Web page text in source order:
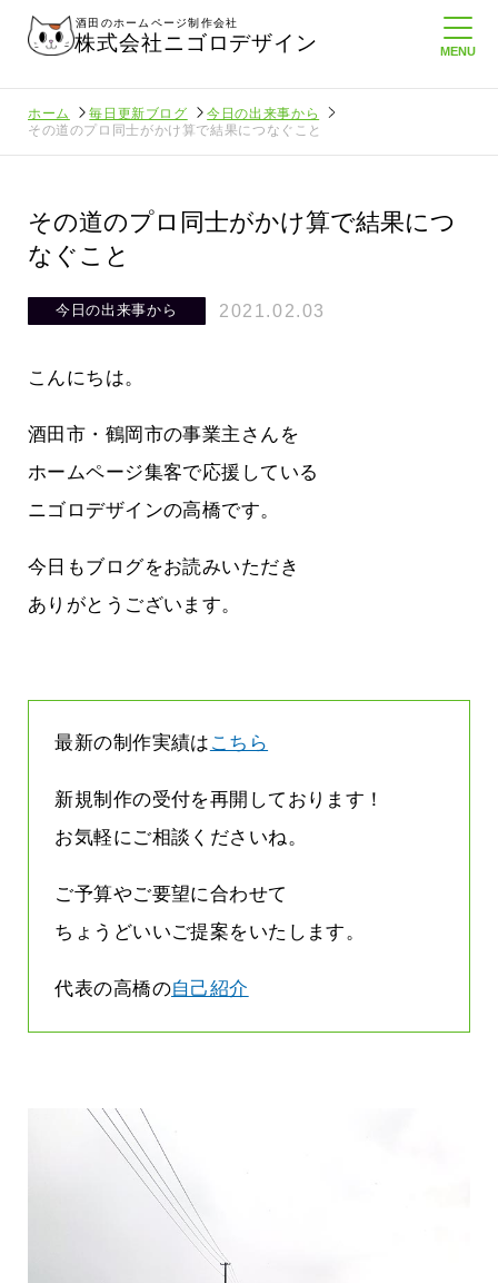
酒田のホームページ制作会社
株式会社ニゴロデザイン
ホーム 毎日更新ブログ
今日の出来事から
その道のプロ同士がかけ算で結果につなぐこと
その道のプロ同士がかけ算で結果につ
なぐこと
今日の出来事から 2021.02.03
こんにちは。
酒田市・鶴岡市の事業主さんを
ホームページ集客で応援している
ニゴロデザインの高橋です。
今日もブログをお読みいただき
ありがとうございます。
最新の制作実績は こちら
新規制作の受付を再開しております！
お気軽にご相談くださいね。
ご予算やご要望に合わせて
ちょうどいいご提案をいたします。
代表の高橋の自己紹介
より利
って
酒田商工会議所さんへニゴロ通信を持
って行くときって8～9割方雨なんです
よね